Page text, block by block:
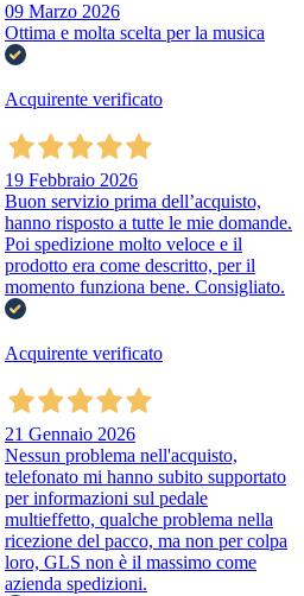
09 Marzo 2026
Ottima e molta scelta per la musica
Acquirente verificato
19 Febbraio 2026
Buon servizio prima dell’acquisto,
hanno risposto a tutte le mie domande.
Poi spedizione molto veloce e il
prodotto era come descritto, per il
momento funziona bene. Consigliato.
Acquirente verificato
21 Gennaio 2026
Nessun problema nell'acquisto,
telefonato mi hanno subito supportato
per informazioni sul pedale
multieffetto, qualche problema nella
ricezione del pacco, ma non per colpa
loro, GLS non è il massimo come
azienda spedizioni.